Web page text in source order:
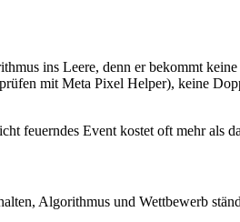
ins Leere, denn er bekommt
mit Meta Pixel Helper), keine
feuerndes Event kostet oft mehr als
Algorithmus und Wettbewerb